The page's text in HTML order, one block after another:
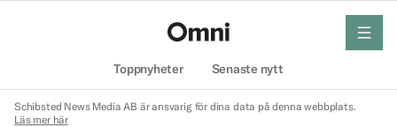
Toppnyheter Senaste nytt
meny
Schibsted News Media AB är ansvarig för dina data på denna webbplats.
Läs mer här